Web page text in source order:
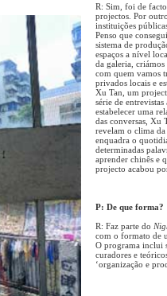
R: Sim, foi de
projectos. Por
instituições
Penso que
sistema de
espaços a nível
da galeria, criámos
com quem vamos
privados locais e
Xu Tan, um
série de
estabelecer uma
das conversas, Xu
revelam o clima da
enquadra o
determinadas
aprender chinês e
projecto acabou
P: De que forma?
R: Faz parte do
com o formato de
O programa inclui
curadores e
‘organização e